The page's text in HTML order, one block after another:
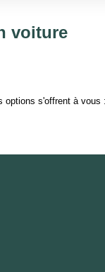
voiture
options s'offrent à vous :